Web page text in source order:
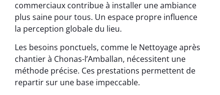
commerciaux contribue à installer une ambiance
plus saine pour tous. Un espace propre influence
la perception globale du lieu.
Les besoins ponctuels, comme le Nettoyage après
chantier à Chonas-l’Amballan, nécessitent une
méthode précise. Ces prestations permettent de
repartir sur une base impeccable.